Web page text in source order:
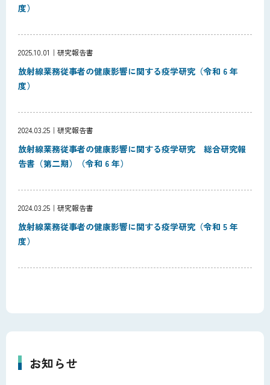
度）
2025.10.01 研究報告書
放射線業務従事者の健康影響に関する疫学研究（令和 6 年
度）
2024.03.25 研究報告書
放射線業務従事者の健康影響に関する疫学研究 総合研究報
告書（第二期）（令和 6 年）
2024.03.25 研究報告書
放射線業務従事者の健康影響に関する疫学研究（令和 5 年
度）
お知らせ